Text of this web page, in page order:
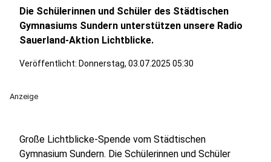
Die Schülerinnen und Schüler des Städtischen
Gymnasiums Sundern unterstützen unsere Radio
Sauerland-Aktion Lichtblicke.
Veröffentlicht: Donnerstag, 03.07.2025 05:30
Anzeige
Große Lichtblicke-Spende vom Städtischen
Gymnasium Sundern. Die Schülerinnen und Schüler